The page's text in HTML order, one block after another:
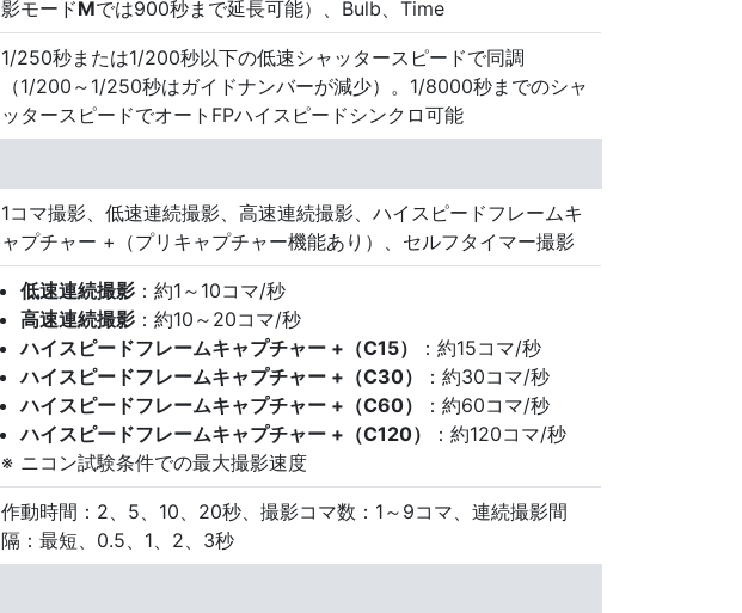
影モードMでは900秒まで延長可能）、Bulb、Time
1/250秒または1/200秒以下の低速シャッタースピードで同調
（1/200～1/250秒はガイドナンバーが減少）。1/8000秒までのシャ
ッタースピードでオートFPハイスピードシンクロ可能
1コマ撮影、低速連続撮影、高速連続撮影、ハイスピードフレームキ
ャプチャー +（プリキャプチャー機能あり）、セルフタイマー撮影
低速連続撮影 ：約1～10コマ/秒
高速連続撮影 ：約10～20コマ/秒
ハイスピードフレームキャプチャー +（C15）
：約15コマ/秒
ハイスピードフレームキャプチャー +（C30）
：約30コマ/秒
ハイスピードフレームキャプチャー +（C60）
：約60コマ/秒
ハイスピードフレームキャプチャー +（C120）
：約120コマ/秒
ニコン試験条件での最大撮影速度
作動時間：2、5、10、20秒、撮影コマ数：1～9コマ、連続撮影間
隔：最短、0.5、1、2、3秒